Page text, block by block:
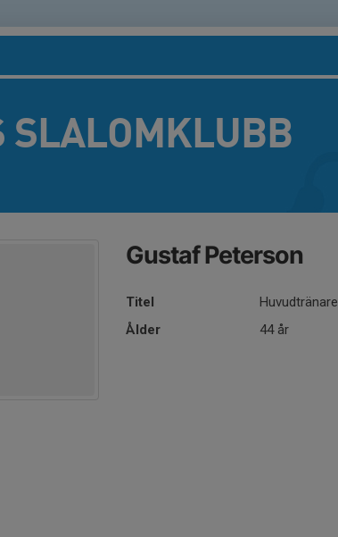
SLALOMKLUBB
Gustaf Peterson
Titel
Huvudtränare
Ålder
44 år